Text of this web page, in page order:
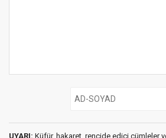
UYARI: Küfür, hakaret, rencide edici cümleler